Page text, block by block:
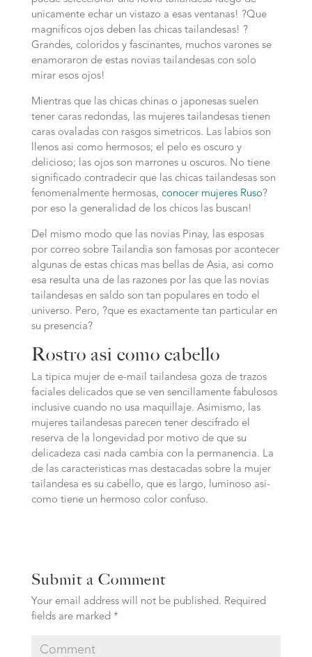
unicamente echar un vistazo a esas ventanas! ?Que
magnificos ojos deben las chicas tailandesas! ?
Grandes, coloridos y fascinantes, muchos varones se
enamoraron de estas novias tailandesas con solo
mirar esos ojos!
Mientras que las chicas chinas o japonesas suelen
tener caras redondas, las mujeres tailandesas tienen
caras ovaladas con rasgos simetricos. Las labios son
llenos asi­ como hermosos; el pelo es oscuro y
delicioso; las ojos son marrones u oscuros. No tiene
significado contradecir que las chicas tailandesas son
fenomenalmente hermosas, conocer mujeres Ruso?
por eso la generalidad de los chicos las buscan!
Del mismo modo que las novias Pinay, las esposas
por correo sobre Tailandia son famosas por acontecer
algunas de estas chicas mas bellas de Asia, asi­ como
esa resulta una de las razones por las que las novias
tailandesas en saldo son tan populares en todo el
universo. Pero, ?que es exactamente tan particular en
su presencia?
Rostro asi­ como cabello
La tipica mujer de e-mail tailandesa goza de trazos
faciales delicados que se ven sencillamente fabulosos
inclusive cuando no usa maquillaje. Asimismo, las
mujeres tailandesas parecen tener descifrado el
reserva de la longevidad por motivo de que su
delicadeza casi nada cambia con la permanencia. La
de las caracteristicas mas destacadas sobre la mujer
tailandesa es su cabello, que es largo, luminoso asi­
como tiene un hermoso color confuso.
Submit a Comment
Your email address will not be published. Required
fields are marked *